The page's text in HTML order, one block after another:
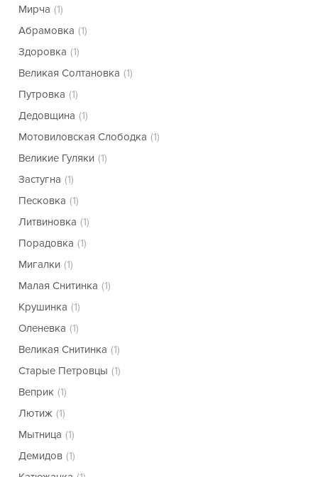
Мирча (1)
Абрамовка (1)
Здоровка (1)
Великая Солтановка (1)
Путровка (1)
Дедовщина (1)
Мотовиловская Слободка (1)
Великие Гуляки (1)
Застугна (1)
Песковка (1)
Литвиновка (1)
Порадовка (1)
Мигалки (1)
Малая Снитинка (1)
Крушинка (1)
Оленевка (1)
Великая Снитинка (1)
Старые Петровцы (1)
Веприк (1)
Лютиж (1)
Мытница (1)
Демидов (1)